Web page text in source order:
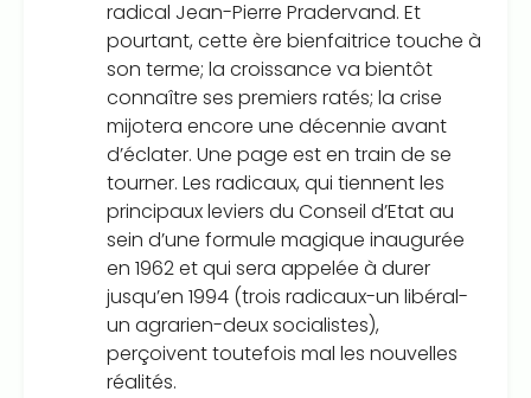
radical Jean-Pierre Pradervand. Et
pourtant, cette ère bienfaitrice touche à
son terme; la croissance va bientôt
connaître ses premiers ratés; la crise
mijotera encore une décennie avant
d’éclater. Une page est en train de se
tourner. Les radicaux, qui tiennent les
principaux leviers du Conseil d’Etat au
sein d’une formule magique inaugurée
en 1962 et qui sera appelée à durer
jusqu’en 1994 (trois radicaux-un libéral-
un agrarien-deux socialistes),
perçoivent toutefois mal les nouvelles
réalités.